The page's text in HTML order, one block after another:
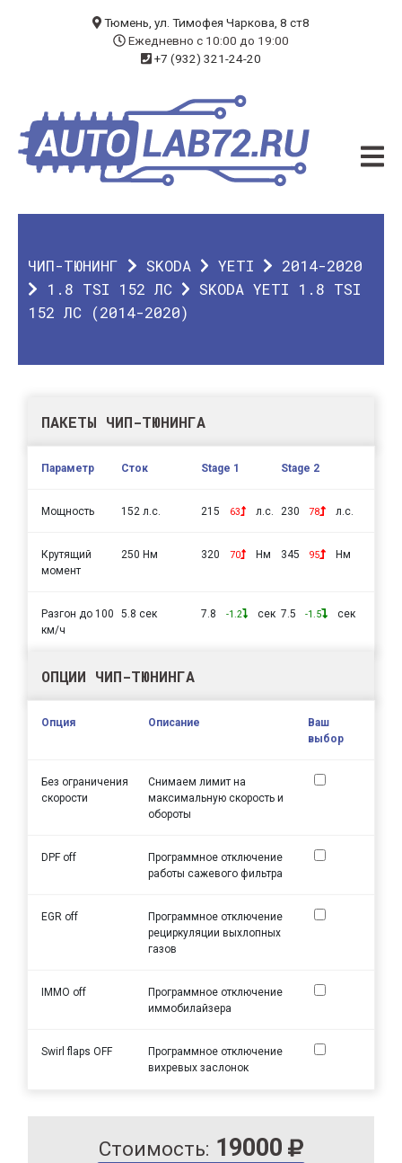
ЧИП-ТЮНИНГ
ДИАГНОСТИКА
О КОМПАНИИ
Тюмень, ул. Тимофея Чаркова, 8 ст8
Ежедневно с 10:00 до 19:00
+7 (932) 321-24-20
ЧИП-ТЮНИНГ SKODA YETI
2014-2020
1.8 TSI 152 ЛС
SKODA YETI 1.8 TSI
152 ЛС (2014-2020)
ПАКЕТЫ ЧИП-ТЮНИНГА
Параметр Сток Stage 1 Stage 2
Мощность 152 л.с. 215 63 л.с. 230 78 л.с.
Крутящий
момент
250 Нм 320 70 Нм 345 95 Нм
Разгон до 100
км/ч
5.8 сек 7.8 -1.2 сек 7.5 -1.5 сек
ОПЦИИ ЧИП-ТЮНИНГА
Опция Описание
Ваш
выбор
Без ограничения
скорости
Снимаем лимит на
максимальную скорость и
обороты
DPF off
Программное отключение
работы сажевого фильтра
EGR off
Программное отключение
рециркуляции выхлопных
газов
IMMO off
Программное отключение
иммобилайзера
Swirl flaps OFF
Программное отключение
вихревых заслонок
Стоимость: 19000